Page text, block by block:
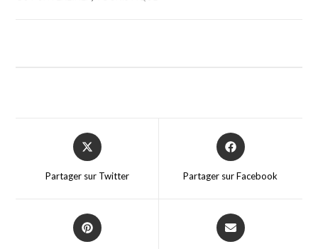
Partager sur Twitter Partager sur Facebook